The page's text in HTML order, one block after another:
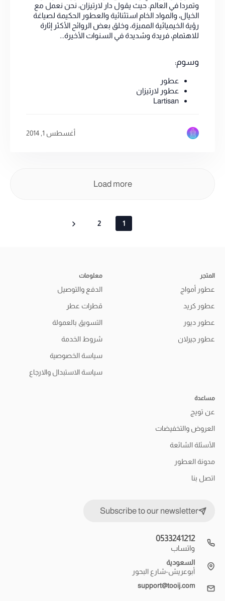
وتمردا في العالم. حيث يقول دار لارتيزان، نحن نعمل مع
الخيال، والمواد الخام استثنائية والعطور الحكيمة لصياغة
رؤية الخيميائية المميزة، وخلق بعض الروائح الأكثر إثارة
للاهتمام، فريدة وشديدة في السنوات الأخيرة...
وسوم:
عطور
عطور لارتيزان
Lartisan
أغسطس 1, 2014
Load more
1
2
المتجر
عطور أمواج
عطور كريد
عطور ديور
عطور جيرلان
معلومات
الدفع والتوصيل
قطرات عطر
التسويق بالعمولة
شروط الخدمة
سياسة الخصوصية
سياسة الاستبدال والارجاع
مساعدة
عن تويج
العروض والتخفيضات
الأسئلة الشائعة
مدونة العطور
اتصل بنا
Subscribe to our newsletter
0533241212
واتساب
السعودية
أبوعريش-شارع البحور
support@tooij.com